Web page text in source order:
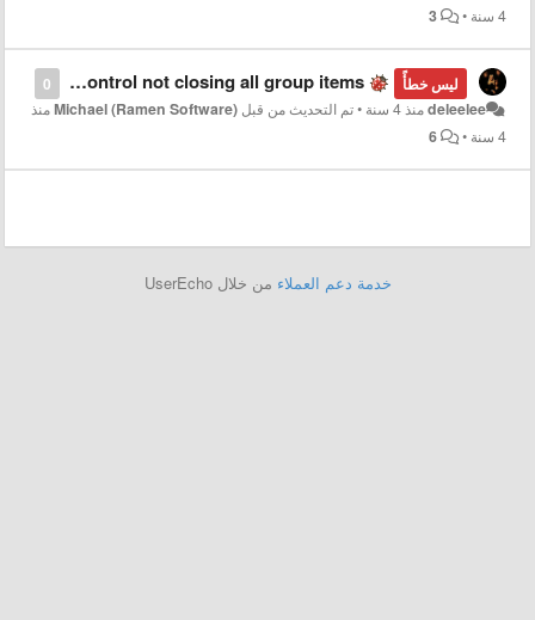
4 سنة
•
3
0 ليس خطأً Mouse button control not closing all group items
deleeleeمنذ 4 سنة •تم التحديث من قبلMichael (Ramen Software)منذ
4 سنة
•
6
خدمة دعم العملاء من خلال UserEcho